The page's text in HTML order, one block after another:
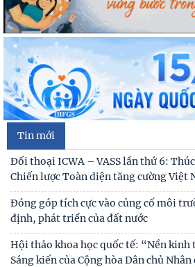
Tin mới
Đối thoại ICWA – VASS lần thứ 6:
Chiến lược Toàn diện tăng cường Việt
Đóng góp tích cực vào củng cố môi
định, phát triển của đất nước
Hội thảo khoa học quốc tế: “Nền kinh
Sáng kiến của Cộng hòa Dân chủ Nhân